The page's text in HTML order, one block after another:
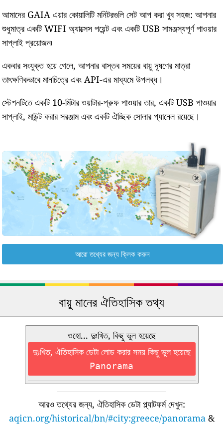
আমাদের GAIA এয়ার কোয়ালিটি মনিটরগুলি সেট আপ করা খুব সহজ: আপনার
শুধুমাত্র একটি WIFI অ্যাক্সেস পয়েন্ট এবং একটি USB সামঞ্জস্যপূর্ণ পাওয়ার
সাপ্লাই প্রয়োজন৷
একবার সংযুক্ত হয়ে গেলে, আপনার বাস্তব সময়ের বায়ু দূষণের মাত্রা
তাৎক্ষণিকভাবে মানচিত্রে এবং API-এর মাধ্যমে উপলব্ধ।
স্টেশনটিতে একটি 10-মিটার ওয়াটার-প্রুফ পাওয়ার তার, একটি USB পাওয়ার
সাপ্লাই, মাউন্ট করার সরঞ্জাম এবং একটি ঐচ্ছিক সোলার প্যানেল রয়েছে।
আরো তথ্যের জন্য ক্লিক করুন
বায়ু মানের ঐতিহাসিক তথ্য
ওহো... দুঃখিত, কিছু ভুল হয়েছে
দুঃখিত, ঐতিহাসিক ডেটা লোড করার সময় কিছু ভুল হয়েছে
Panorama
আরও তথ্যের জন্য, ঐতিহাসিক ডেটা প্ল্যাটফর্ম দেখুন:
aqicn.org/historical/bn/#city:greece/panorama&